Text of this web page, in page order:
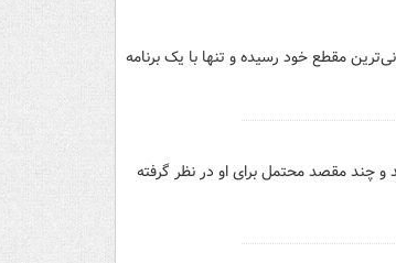
مقطع خود رسیده و تنها با یک برنامه
و چند مقصد محتمل برای او در نظر گرفته